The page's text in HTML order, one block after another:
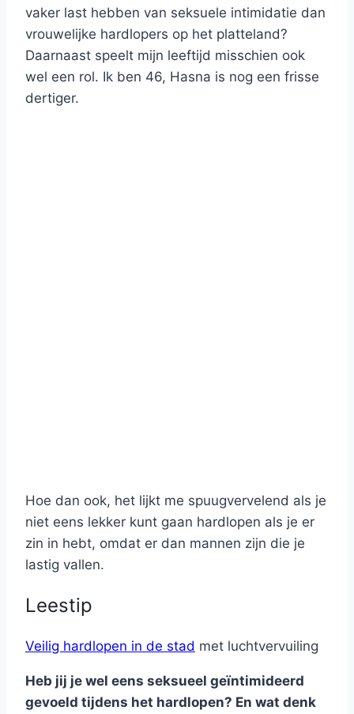
vaker last hebben van seksuele intimidatie dan
vrouwelijke hardlopers op het platteland?
Daarnaast speelt mijn leeftijd misschien ook
wel een rol. Ik ben 46, Hasna is nog een frisse
dertiger.
Hoe dan ook, het lijkt me spuugvervelend als je
niet eens lekker kunt gaan hardlopen als je er
zin in hebt, omdat er dan mannen zijn die je
lastig vallen.
Leestip
Veilig hardlopen in de stad met luchtvervuiling
Heb jij je wel eens seksueel geïntimideerd
gevoeld tijdens het hardlopen? En wat denk